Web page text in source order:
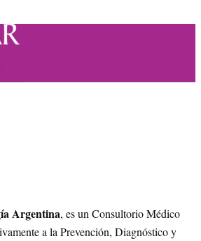
Argentina, es un Consultorio Médico
a la Prevención, Diagnóstico y